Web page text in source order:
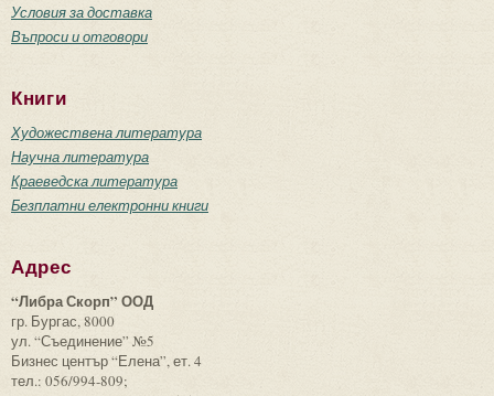
Условия за доставка
Въпроси и отговори
Книги
Художествена литература
Научна литература
Краеведска литература
Безплатни електронни книги
Адрес
“Либра Скорп” ООД
гр. Бургас, 8000
ул. “Съединение” №5
Бизнес център “Елена”, ет. 4
тел.: 056/994-809;